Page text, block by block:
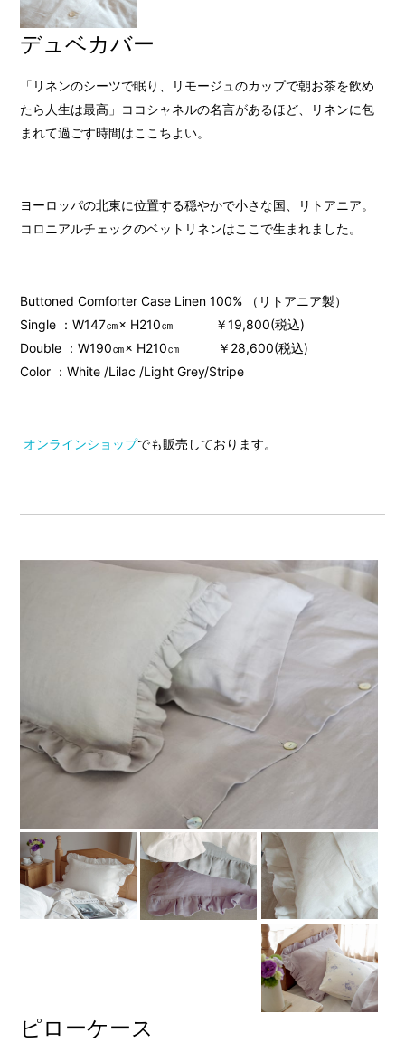
デュベカバー
「リネンのシーツで眠り、リモージュのカップで朝お茶を飲め
たら人生は最高」ココシャネルの名言があるほど、リネンに包
まれて過ごす時間はここちよい。
ヨーロッパの北東に位置する穏やかで小さな国、リトアニア。
コロニアルチェックのベットリネンはここで生まれました。
Buttoned Comforter Case Linen 100% （リトアニア製）
Single ：W147㎝× H210㎝ ￥19,800(税込)
Double ：W190㎝× H210㎝ ￥28,600(税込)
Color ：White /Lilac /Light Grey/Stripe
オンラインショップでも販売しております。
ピローケース